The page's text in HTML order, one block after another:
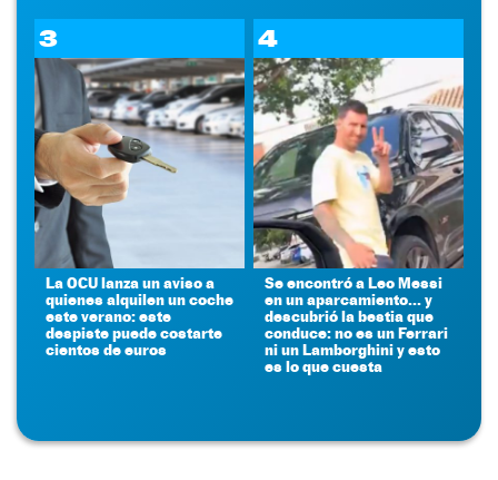
3
La OCU lanza un aviso a
quienes alquilen un coche
este verano: este
despiste puede costarte
cientos de euros
4
Se encontró a Leo Messi
en un aparcamiento... y
descubrió la bestia que
conduce: no es un Ferrari
ni un Lamborghini y esto
es lo que cuesta